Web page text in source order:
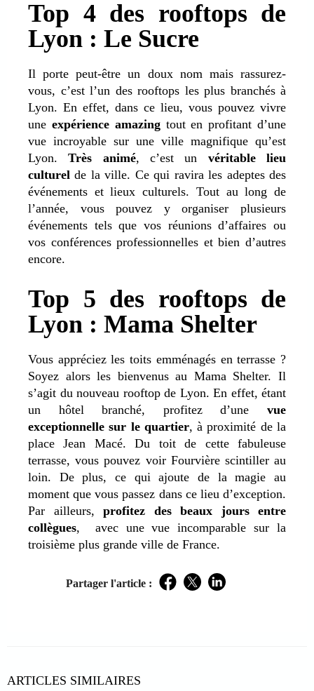
Top 4 des rooftops de
Lyon : Le Sucre
Il porte peut-être un doux nom mais rassurez-
vous, c’est l’un des rooftops les plus branchés à
Lyon. En effet, dans ce lieu, vous pouvez vivre
une expérience amazingtout en profitant d’une
vue incroyable sur une ville magnifique qu’est
Lyon.Très animé, c’est un véritable lieu
culturel de la ville. Ce qui ravira les adeptes des
événements et lieux culturels. Tout au long de
l’année, vous pouvez y organiser plusieurs
événements tels que vos réunions d’affaires ou
vos conférences professionnelles et bien d’autres
encore.
Top 5 des rooftops de
Lyon : Mama Shelter
Vous appréciez les toits emménagés en terrasse ?
Soyez alors les bienvenus au Mama Shelter. Il
s’agit du nouveau rooftop de Lyon. En effet, étant
un hôtel branché, profitez d’une vue
exceptionnelle sur le quartier, à proximité de la
place Jean Macé. Du toit de cette fabuleuse
terrasse, vous pouvez voir Fourvière scintiller au
loin. De plus, ce qui ajoute de la magie au
moment que vous passez dans ce lieu d’exception.
Par ailleurs, profitez des beaux jours entre
collègues, avec une vue incomparable sur la
troisième plus grande ville de France.
Partager l'article : Facebook
TwitterLinkedIn
ARTICLES SIMILAIRES